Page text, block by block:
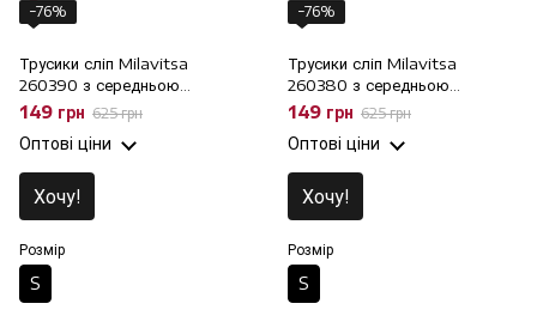
−76%
Трусики сліп Milavitsa
260390 з середньою
посадкою, S
149 грн 625 грн
Оптові ціни
Хочу!
Розмір
S
−76%
Трусики сліп Milavitsa
260380 з середньою
посадкою, S
149 грн 625 грн
Оптові ціни
Хочу!
Розмір
S